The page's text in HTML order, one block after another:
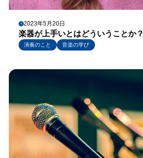
2023年5月20日
楽器が上手いとはどういうことか？
演奏のこと
音楽の学び